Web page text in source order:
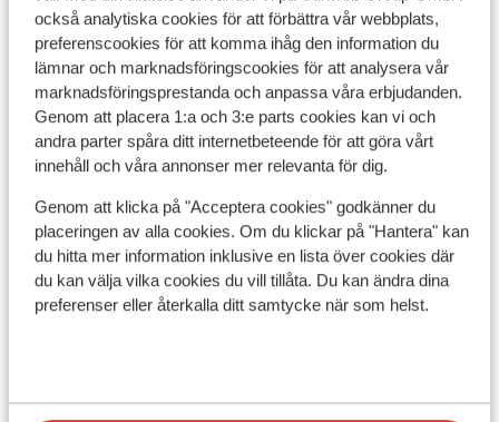
också analytiska cookies för att förbättra vår webbplats,
preferenscookies för att komma ihåg den information du
lämnar och marknadsföringscookies för att analysera vår
marknadsföringsprestanda och anpassa våra erbjudanden.
Genom att placera 1:a och 3:e parts cookies kan vi och
andra parter spåra ditt internetbeteende för att göra vårt
innehåll och våra annonser mer relevanta för dig.
Genom att klicka på "Acceptera cookies" godkänner du
placeringen av alla cookies. Om du klickar på "Hantera" kan
du hitta mer information inklusive en lista över cookies där
du kan välja vilka cookies du vill tillåta. Du kan ändra dina
preferenser eller återkalla ditt samtycke när som helst.
Résidence Les Balcons de Val
Thorens
Val Thorens Val Thorens Frankrike
Lugnt läge
Perfekt för grupper
Lyxiga lägenheter med jacuzzi
I utkanten av stadens centrum
Lör 21 Nov. - Lör 28 Nov.
Inga måltider 2person
pris per person från
8 865:-
Visa
Andra boenden i Val Thorens